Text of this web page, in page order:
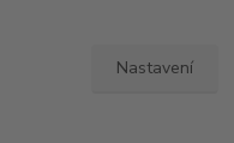
Nastavení